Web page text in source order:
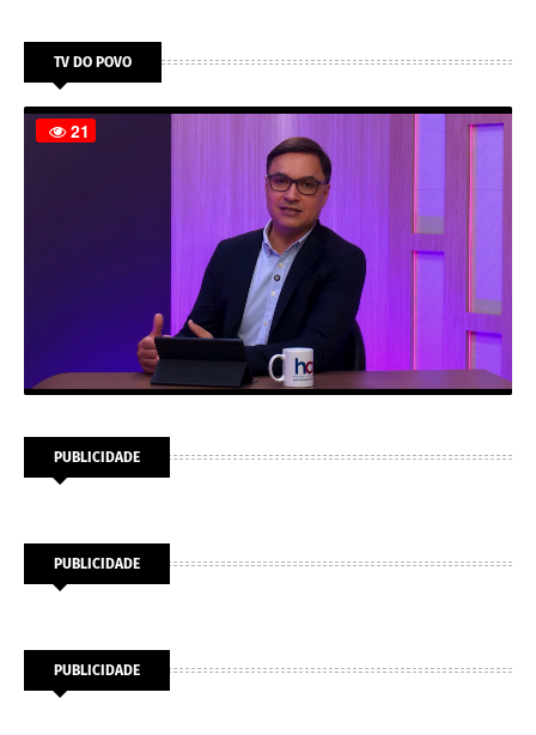
TV DO POVO
PUBLICIDADE
PUBLICIDADE
PUBLICIDADE